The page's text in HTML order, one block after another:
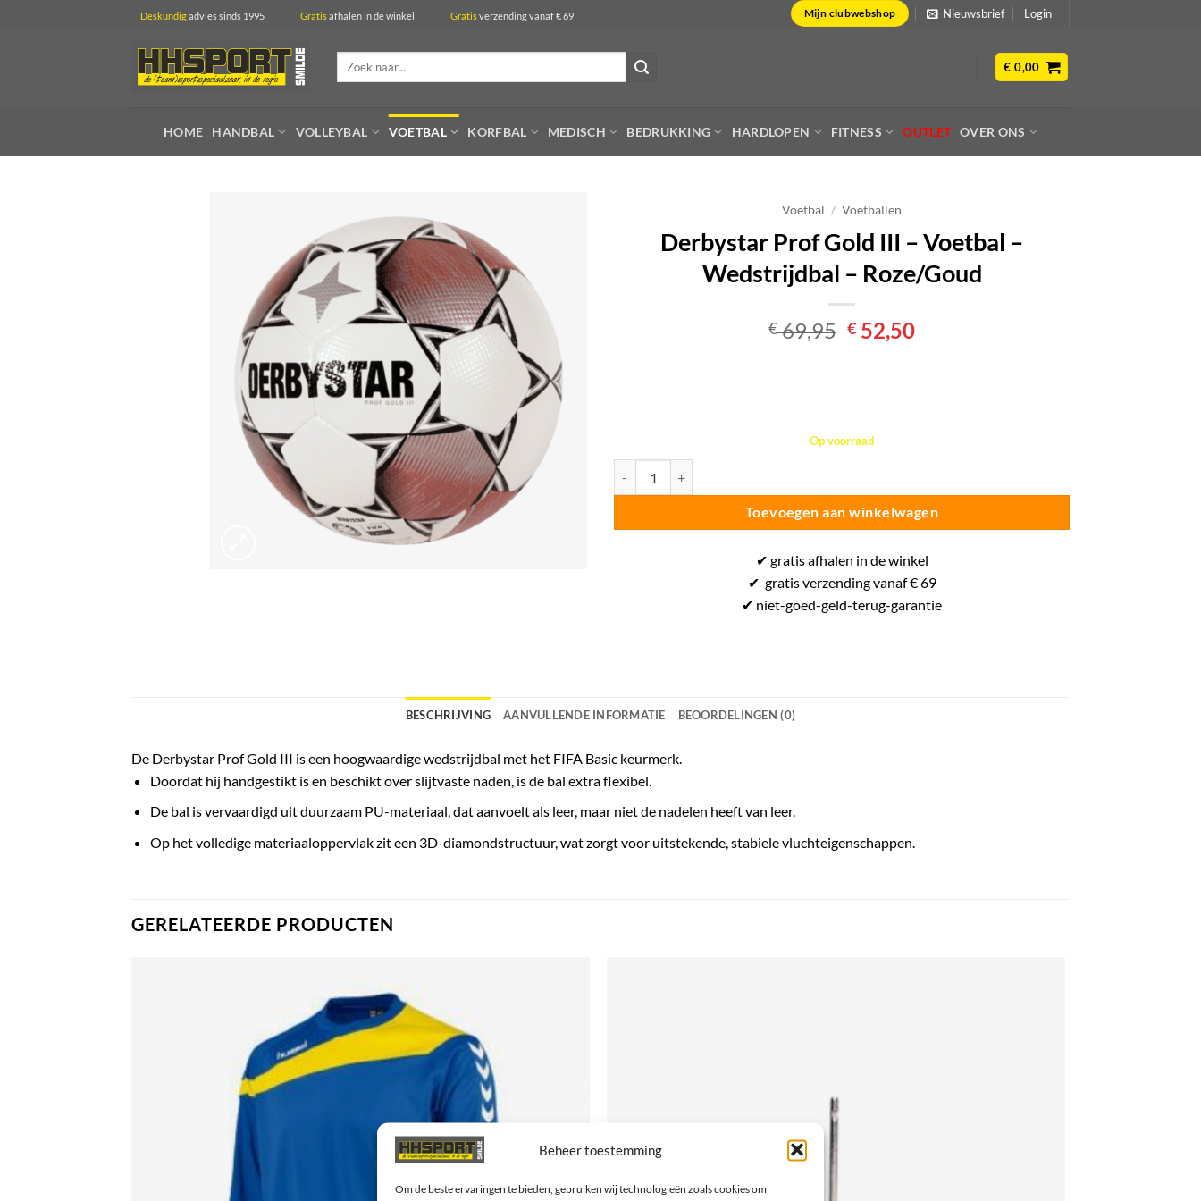
Beheer toestemming
Om de beste ervaringen te bieden, gebruiken wij technologieën zoals cookies om
Deskundig advies sinds 1995 Gratis afhalen in de winkel Gratis verzending vanaf € 69 Mijn clubwebshop Nieuwsbrief Login
Zoeken
€ 0,00
HOME HANDBAL VOLLEYBAL VOETBAL KORFBAL MEDISCH BEDRUKKING HARDLOPEN FITNESS OUTLET OVER ONS
Voetbal / Voetballen
Derbystar Prof Gold III – Voetbal –
Wedstrijdbal – Roze/Goud
€69,95 Oorspronkelijke
prijs
€ 52,50Huidige
Op voorraad
Toevoegen aan winkelwagen
✔ gratisafhalen in de winkel
✔ gratisverzending vanaf € 69
✔ niet-goed-geld-terug-garantie
BESCHRIJVING AANVULLENDE INFORMATIE BEOORDELINGEN (0)
De Derbystar Prof Gold III is een hoogwaardige wedstrijdbal met het FIFA Basic keurmerk.
Doordat hij handgestikt is en beschikt over slijtvaste naden, is de bal extra flexibel.
De bal is vervaardigd uit duurzaam PU-materiaal, dat aanvoelt als leer, maar niet de nadelen heeft van leer.
Op het volledige materiaaloppervlak zit een 3D-diamondstructuur, wat zorgt voor uitstekende, stabiele vluchteigenschappen.
GERELATEERDE PRODUCTEN